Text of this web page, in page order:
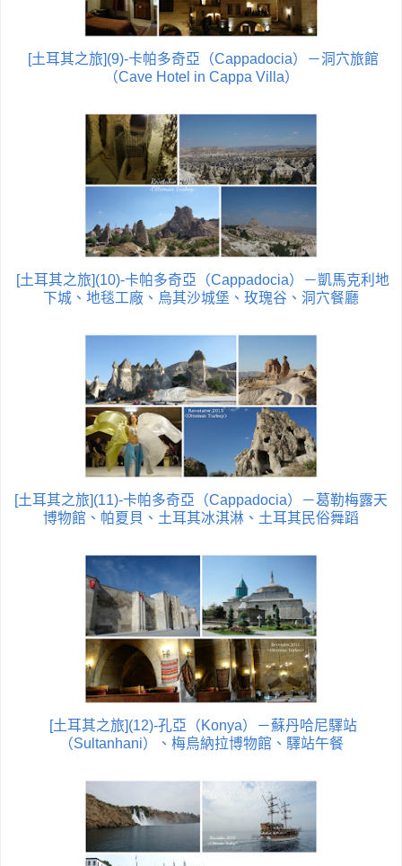
[土耳其之旅](9)-卡帕多奇亞（Cappadocia）－洞穴旅館
（Cave Hotel in Cappa Villa）
[土耳其之旅](10)-卡帕多奇亞（Cappadocia）－凱馬克利地
下城、地毯工廠、烏其沙城堡、玫瑰谷、洞穴餐廳
[土耳其之旅](11)-卡帕多奇亞（Cappadocia）－葛勒梅露天
博物館、帕夏貝、土耳其冰淇淋、土耳其民俗舞蹈
[土耳其之旅](12)-孔亞（Konya）－蘇丹哈尼驛站
（Sultanhani）、梅烏納拉博物館、驛站午餐